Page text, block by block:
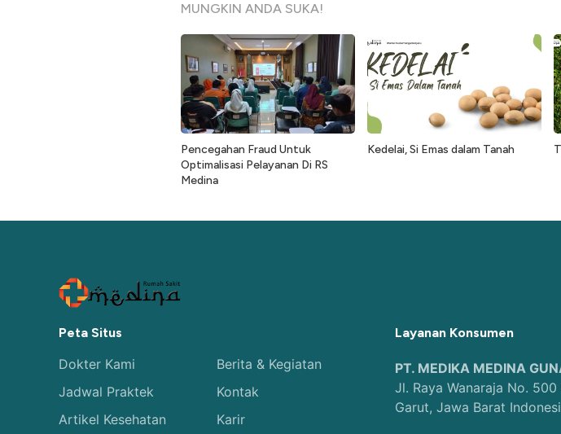
MUNGKIN ANDA SUKA!
Pencegahan Fraud Untuk
Optimalisasi Pelayanan Di RS
Medina
Kedelai, Si Emas dalam Tanah
Peta Situs
Dokter Kami
Jadwal Praktek
Artikel Kesehatan
Berita & Kegiatan
Kontak
Karir
Layanan Konsumen
PT. MEDIKA MEDINA
Jl. Raya Wanaraja No.
Garut, Jawa Barat